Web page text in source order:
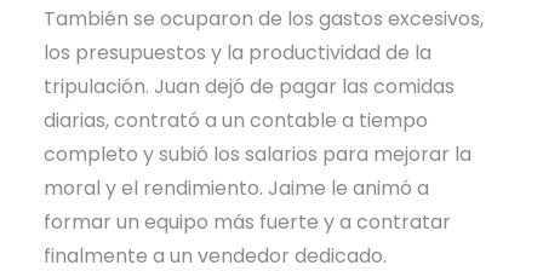
También se ocuparon de los gastos excesivos,
los presupuestos y la productividad de la
tripulación. Juan dejó de pagar las comidas
diarias, contrató a un contable a tiempo
completo y subió los salarios para mejorar la
moral y el rendimiento. Jaime le animó a
formar un equipo más fuerte y a contratar
finalmente a un vendedor dedicado.